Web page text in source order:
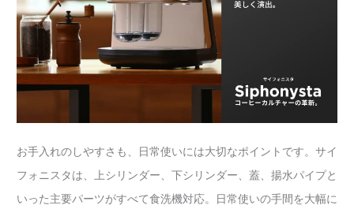
お手入れのしやすさも、日常使いには大切なポイントです。サイ
フォニスタは、上シリンダー、下シリンダー、蓋、揚水パイプと
いった主要パーツがすべて食洗機対応。日常使いの手間を大幅に